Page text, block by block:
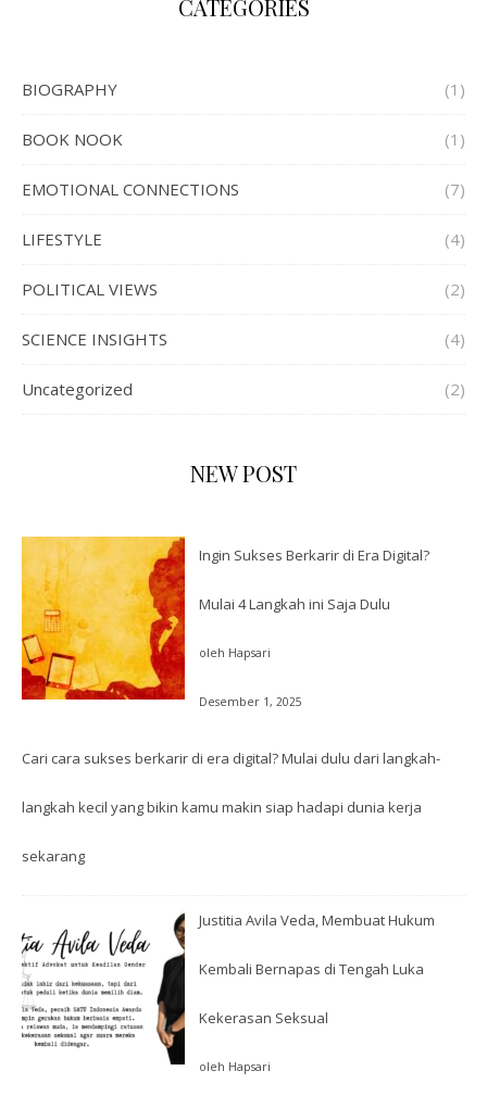
CATEGORIES
BIOGRAPHY (1)
BOOK NOOK (1)
EMOTIONAL CONNECTIONS (7)
LIFESTYLE (4)
POLITICAL VIEWS (2)
SCIENCE INSIGHTS (4)
Uncategorized (2)
NEW POST
Ingin Sukses Berkarir di Era Digital?
Mulai 4 Langkah ini Saja Dulu
oleh Hapsari
Desember 1, 2025
Cari cara sukses berkarir di era digital? Mulai dulu dari langkah-
langkah kecil yang bikin kamu makin siap hadapi dunia kerja
sekarang
Justitia Avila Veda, Membuat Hukum
Kembali Bernapas di Tengah Luka
Kekerasan Seksual
oleh Hapsari